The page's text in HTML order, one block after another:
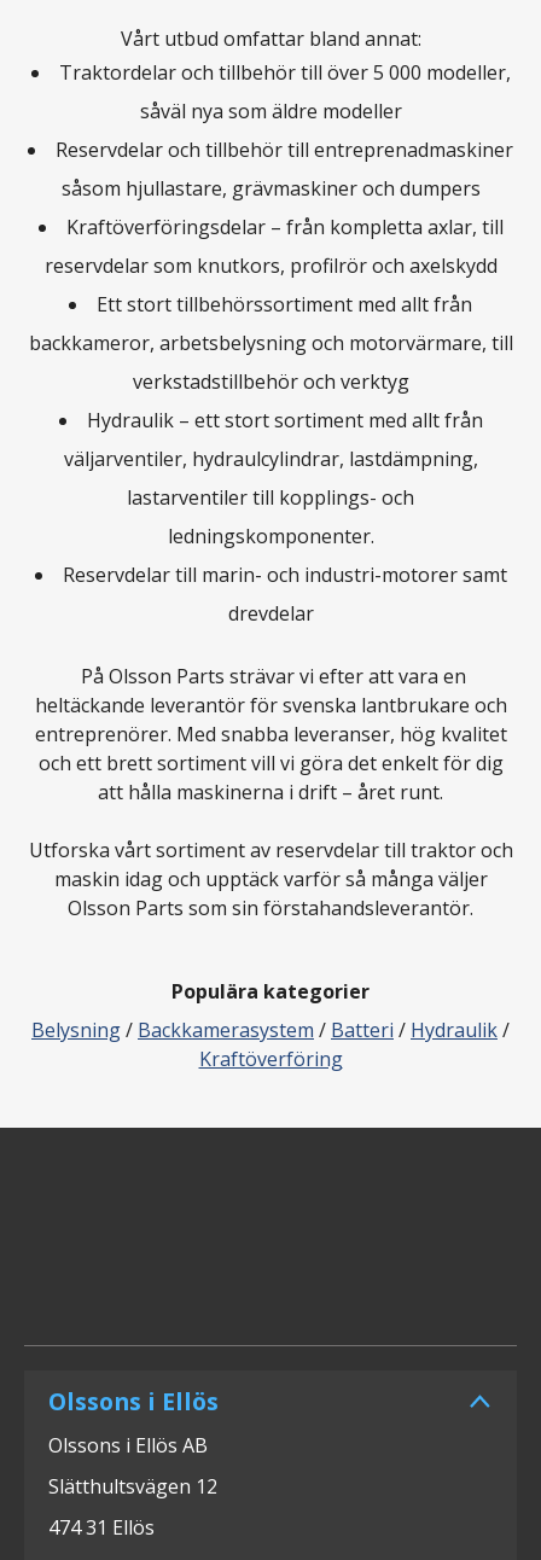
Vårt utbud omfattar bland annat:
Traktordelar och tillbehör till över 5 000 modeller,
såväl nya som äldre modeller
Reservdelar och tillbehör till entreprenadmaskiner
såsom hjullastare, grävmaskiner och dumpers
Kraftöverföringsdelar – från kompletta axlar, till
reservdelar som knutkors, profilrör och axelskydd
Ett stort tillbehörssortiment med allt från
backkameror, arbetsbelysning och motorvärmare, till
verkstadstillbehör och verktyg
Hydraulik – ett stort sortiment med allt från
väljarventiler, hydraulcylindrar, lastdämpning,
lastarventiler till kopplings- och
ledningskomponenter.
Reservdelar till marin- och industri-motorer samt
drevdelar
På Olsson Parts strävar vi efter att vara en
heltäckande leverantör för svenska lantbrukare och
entreprenörer. Med snabba leveranser, hög kvalitet
och ett brett sortiment vill vi göra det enkelt för dig
att hålla maskinerna i drift – året runt.
Utforska vårt sortiment av reservdelar till traktor och
maskin idag och upptäck varför så många väljer
Olsson Parts som sin förstahandsleverantör.
Populära kategorier
Belysning/ Backkamerasystem / Batteri / Hydraulik/
Kraftöverföring
Olssons i Ellös
Olssons i Ellös AB
Slätthultsvägen 12
474 31 Ellös